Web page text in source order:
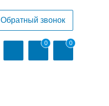
Обратный звонок
0 0